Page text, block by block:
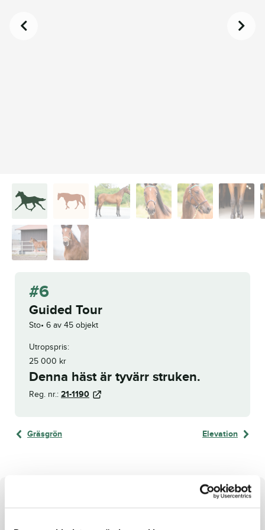
#6
Guided Tour
Sto 6 av 45 objekt
Utropspris:
25 000 kr
Denna häst är tyvärr struken.
Reg. nr.: 21-1190
Gräsgrön Elevation